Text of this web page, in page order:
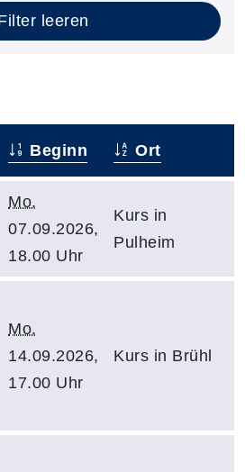
leeren
Beginn Ort
Mo.
07.09.2026,
18.00 Uhr
Kurs in
Pulheim
Mo.
14.09.2026,
17.00 Uhr
Kurs in Brühl